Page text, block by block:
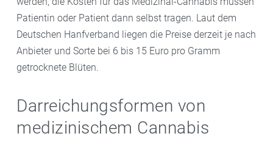
Patientin oder Patient dann selbst tragen. Laut dem
Deutschen Hanfverband liegen die Preise derzeit je nach
Anbieter und Sorte bei 6 bis 15 Euro pro Gramm
getrocknete Blüten.
Darreichungsformen von
medizinischem Cannabis